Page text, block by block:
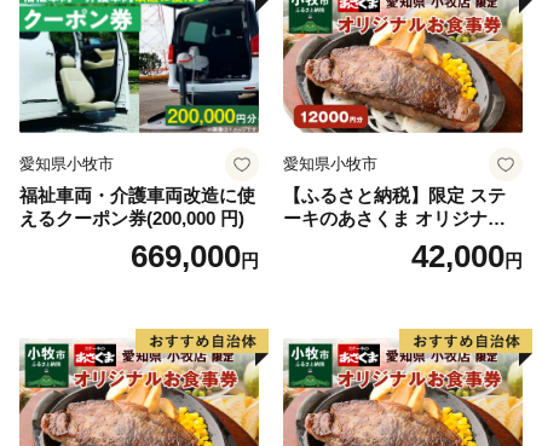
・返礼品のお届けには1～2ヶ月程度かかることがありま
す。
・返礼品の写真はイメージです。
愛知県小牧市
福祉車両・介護車両改造に使
えるクーポン券(200,000 円)
669,000円
愛知県小牧市
【ふるさと納税】限定 ステ
ーキのあさくま オリジナル
お食事券 12000円 お好きなメ
ニュー 好きなだけ コーンス
県 小牧店 小牧市 チケット 送
料無料
42,000円